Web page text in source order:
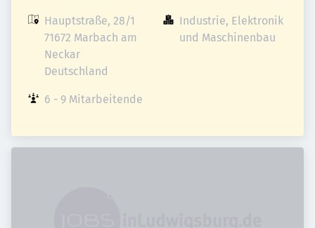
Hauptstraße, 28/1
71672 Marbach am
Neckar
Deutschland
Industrie, Elektronik
und Maschinenbau
6 - 9 Mitarbeitende